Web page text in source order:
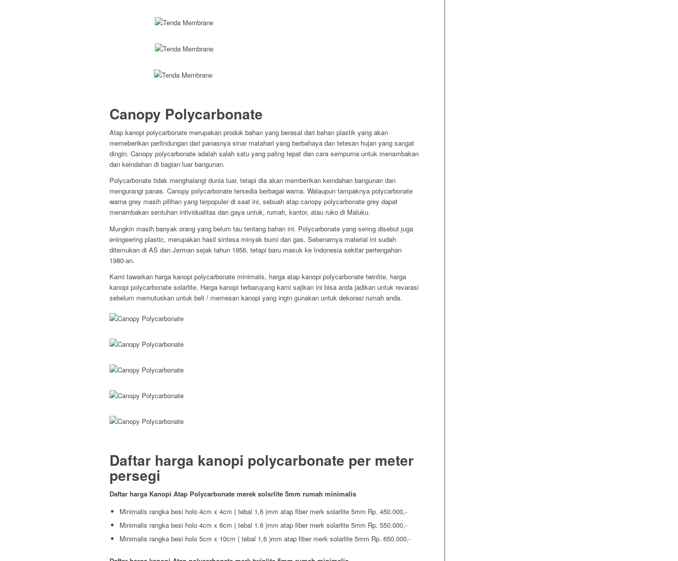
Canopy Polycarbonate
Atap kanopi polycarbonate merupakan produk bahan yang berasal dari bahan plastik yang akan
memeberikan perlindungan dari panasnya sinar matahari yang berbahaya dan tetesan hujan yang sangat
dingin. Canopy polycarbonate adalah salah satu yang paling tepat dan cara sempurna untuk menambakan
dan keindahan di bagian luar bangunan.
Polycarbonate tidak menghalangi dunia luar, tetapi dia akan memberikan keindahan bangunan dan
mengurangi panas. Canopy polycarbonate tersedia berbagai warna. Walaupun tampaknya polycarbonate
warna grey masih pilihan yang terpopuler di saat ini, sebuah atap canopy polycarbonate grey dapat
menambakan sentuhan intividualitas dan gaya untuk, rumah, kantor, atau ruko di Maluku.
Mungkin masih banyak orang yang belum tau tentang bahan ini. Polycarbonate yang sering disebut juga
eningeering plastic, merupakan hasil sintesa minyak bumi dan gas. Sebenarnya material ini sudah
ditemukan di AS dan Jerman sejak tahun 1956, tetapi baru masuk ke Indonesia sekitar pertengahan
1980-an.
Kami tawarkan harga kanopi polycarbonate minimalis, harga atap kanopi polycarbonate twinlite, harga
kanopi polycarbonate solarlite, Harga kanopi terbaruyang kami sajikan ini bisa anda jadikan untuk revarasi
sebelum memutuskan untuk beli / memesan kanopi yang ingin gunakan untuk dekorasi rumah anda.
Daftar harga kanopi polycarbonate per meter
persegi
Daftar harga Kanopi Atap Polycarbonate merek solsrlite 5mm rumah minimalis
Minimalis rangka besi holo 4cm x 4cm ( tebal 1,6 )mm atap fiber merk solarlite 5mm Rp. 450.000,-
Minimalis rangka besi holo 4cm x 6cm ( tebal 1,6 )mm atap fiber merk solarlite 5mm Rp. 550.000,-
Minimalis rangka besi holo 5cm x 10cm ( tebal 1,6 )mm atap fiber merk solarlite 5mm Rp. 650.000,-